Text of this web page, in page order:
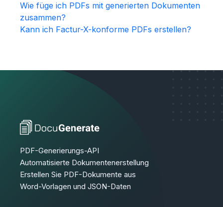
Wie füge ich PDFs mit generierten Dokumenten
zusammen?
Kann ich Factur-X-konforme PDFs erstellen?
PDF-Generierungs-API
Automatisierte Dokumentenerstellung
Erstellen Sie PDF-Dokumente aus
Word-Vorlagen und JSON-Daten